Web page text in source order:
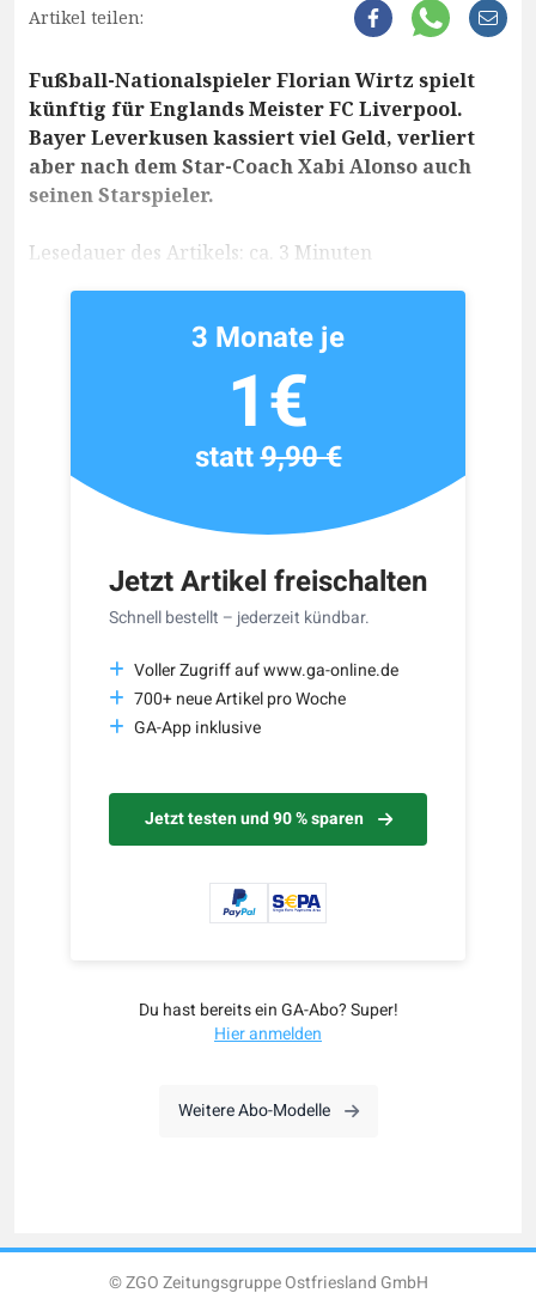
Artikel teilen:
Fußball-Nationalspieler Florian Wirtz spielt
künftig für Englands Meister FC Liverpool.
Bayer Leverkusen kassiert viel Geld, verliert
aber nach dem Star-Coach Xabi Alonso auch
seinen Starspieler.
Lesedauer des Artikels: ca. 3 Minuten
Jetzt Artikel freischalten
Schnell bestellt – jederzeit kündbar.
Voller Zugriff auf www.ga-online.de
700+ neue Artikel pro Woche
GA-App inklusive
Jetzt testen und 90 % sparen
3 Monate je
1€
statt9,90 €
Du hast bereits ein GA-Abo? Super!
Hier anmelden
Weitere Abo-Modelle
© ZGO Zeitungsgruppe Ostfriesland GmbH